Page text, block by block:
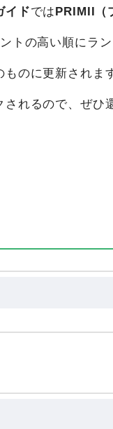
ト比較すると、最
イド ではPRIMII（
トの高い順にラ
のに更新されま